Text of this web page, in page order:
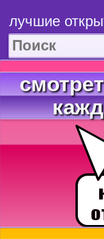
лучшие